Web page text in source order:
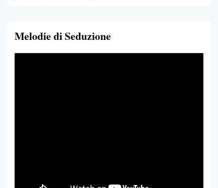
Melodie di Seduzione